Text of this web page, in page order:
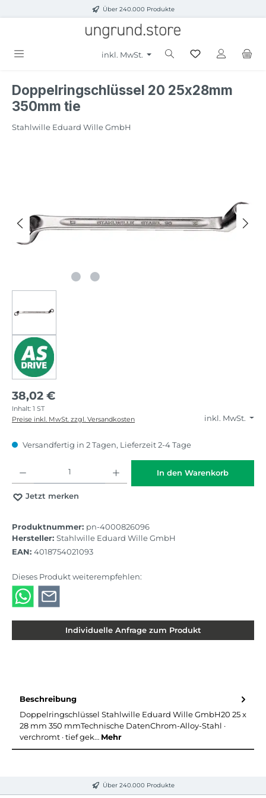
Zum Hauptinhalt springenÜber 240.000 Produkte
inkl. MwSt.
Doppelringschlüssel 20 25x28mm
350mm tie
Stahlwille Eduard Wille GmbH
38,02 €
Inhalt: 1 ST
inkl. MwSt.
Preise inkl. MwSt. zzgl. Versandkosten
Versandfertig in 2 Tagen, Lieferzeit 2-4 Tage
In den Warenkorb
Jetzt merken
Produktnummer: pn-4000826096
Hersteller: Stahlwille Eduard Wille GmbH
EAN: 4018754021093
Dieses Produkt weiterempfehlen:
Individuelle Anfrage zum Produkt
Beschreibung
Doppelringschlüssel Stahlwille Eduard Wille GmbH20 25 x
28 mm 350 mmTechnische DatenChrom-Alloy-Stahl ·
verchromt · tief gek… Mehr
Über 240.000 Produkte